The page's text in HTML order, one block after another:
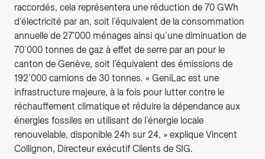
raccordés, cela représentera une réduction de 70 GWh
d’électricité par an, soit l’équivalent de la consommation
annuelle de 27'000 ménages ainsi qu’une diminuation de
70’000 tonnes de gaz à effet de serre par an pour le
canton de Genève, soit l’équivalent des émissions de
192’000 camions de 30 tonnes. « GeniLac est une
infrastructure majeure, à la fois pour lutter contre le
réchauffement climatique et réduire la dépendance aux
énergies fossiles en utilisant de l’énergie locale
renouvelable, disponible 24h sur 24, » explique Vincent
Collignon, Directeur exécutif Clients de SIG.